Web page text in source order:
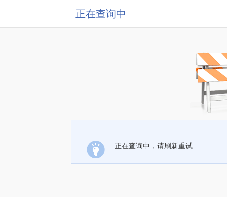
正在查询中
正在查询中，请刷新重试